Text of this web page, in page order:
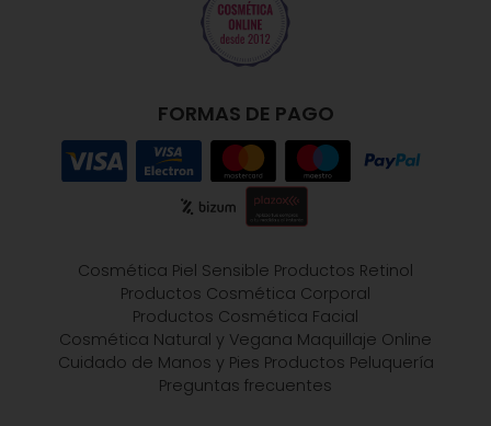
FORMAS DE PAGO
Cosmética Piel Sensible Productos Retinol
Productos Cosmética Corporal
Productos Cosmética Facial
Cosmética Natural y Vegana Maquillaje Online
Cuidado de Manos y Pies Productos Peluquería
Preguntas frecuentes